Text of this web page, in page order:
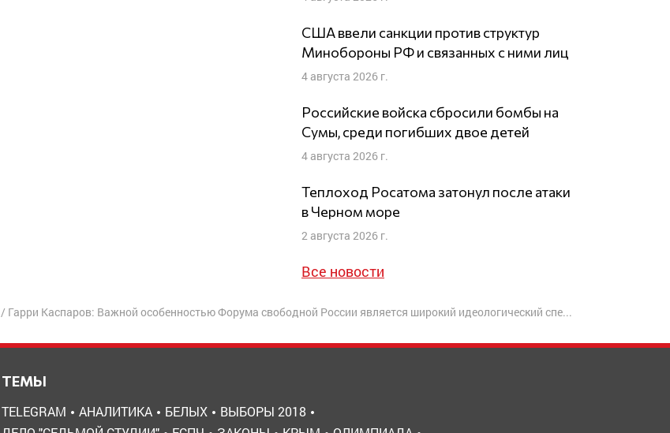
США ввели санкции против структур
Минобороны РФ и связанных с ними лиц
4 августа 2026 г.
Российские войска сбросили бомбы на
Сумы, среди погибших двое детей
4 августа 2026 г.
Теплоход Росатома затонул после атаки
в Черном море
2 августа 2026 г.
Все новости
/ Гарри Каспаров: Важной особенностью Форума свободной России является широкий идеологический спектр участников
ТЕМЫ
TELEGRAM АНАЛИТИКА БЕЛЫХ
ВЫБОРЫ 2018